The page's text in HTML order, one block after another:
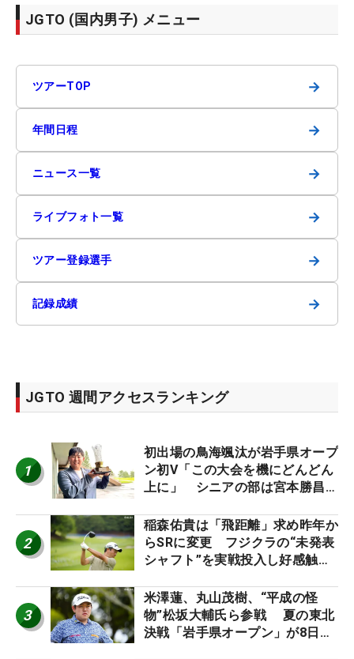
JGTO (国内男子) メニュー
ツアーTOP →
年間日程 →
ニュース一覧 →
ライブフォト一覧 →
ツアー登録選手 →
記録成績 →
JGTO 週間アクセスランキング
1
初出場の鳥海颯汰が岩手県オープ
ン初V「この大会を機にどんどん
上に」 シニアの部は宮本勝昌が
2
稲森佑貴は「飛距離」求め昨年か
らSRに変更 フジクラの“未発表
シャフト”を実戦投入し好感触
ーのヒトネタ！】
3
米澤蓮、丸山茂樹、“平成の怪
物”松坂大輔氏ら参戦 夏の東北
決戦「岩手県オープン」が8日開